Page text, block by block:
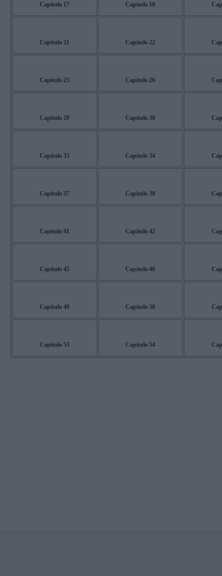
Capítulo 17 Capítulo 18
Capítulo 21 Capítulo 22
Capítulo 25 Capítulo 26
Capítulo 29 Capítulo 30
Capítulo 33 Capítulo 34
Capítulo 37 Capítulo 38
Capítulo 41 Capítulo 42
Capítulo 45 Capítulo 46
Capítulo 49 Capítulo 50
Capítulo 53 Capítulo 54